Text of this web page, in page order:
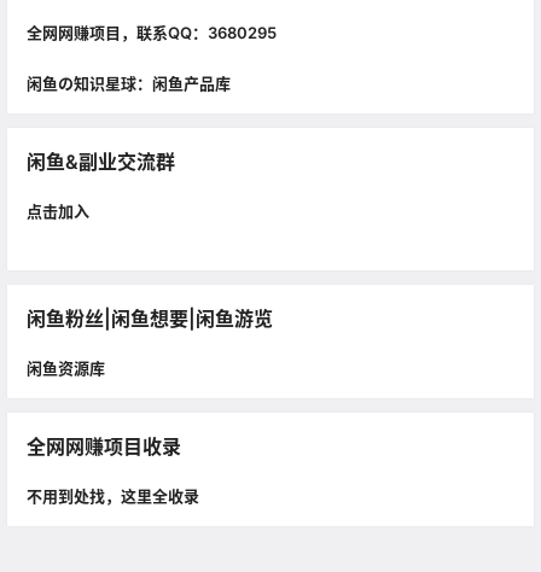
全网网赚项目，联系QQ：3680295
闲鱼の知识星球：闲鱼产品库
闲鱼&副业交流群
点击加入
闲鱼粉丝|闲鱼想要|闲鱼游览
闲鱼资源库
全网网赚项目收录
不用到处找，这里全收录